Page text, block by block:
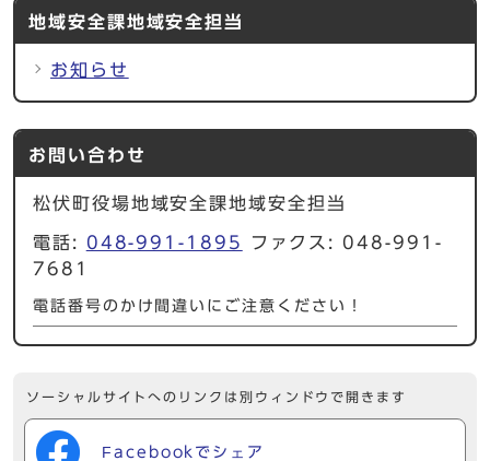
地域安全課地域安全担当
お知らせ
お問い合わせ
松伏町役場地域安全課地域安全担当
電話: 048-991-1895
ファクス: 048-991-
7681
電話番号のかけ間違いにご注意ください！
ソーシャルサイトへのリンクは別ウィンドウで開きます
Facebookでシェア